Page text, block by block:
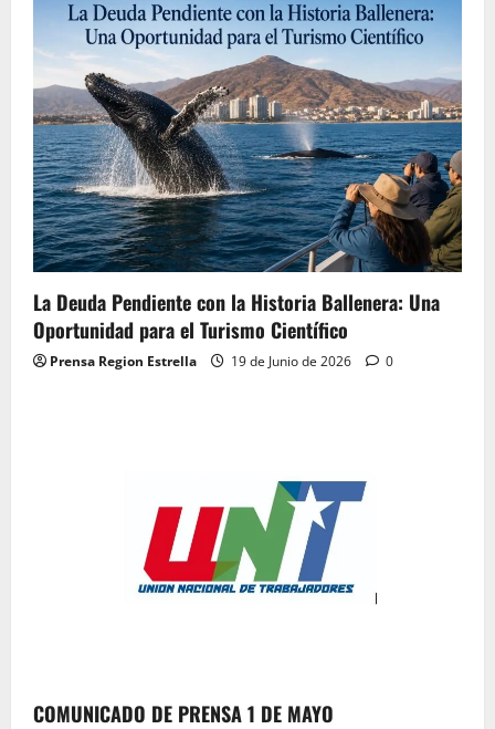
La Deuda Pendiente con la Historia Ballenera: Una
Oportunidad para el Turismo Científico
Prensa Region Estrella 19 de Junio de 2026 0
COMUNICADO DE PRENSA 1 DE MAYO